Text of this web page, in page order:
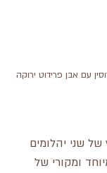
עם אבן פרידוט ירוקה
שני יהלומים
ומקורי של